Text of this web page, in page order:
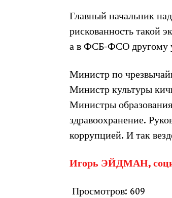
Главный начальник
рискованность такой
а в ФСБ-ФСО другому
Министр по
Министр культуры
Министры
здравоохранение.
коррупцией. И так
Игорь ЭЙДМАН,
Просмотров: 609